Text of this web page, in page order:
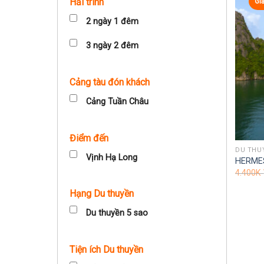
2 ngày 1 đêm
3 ngày 2 đêm
Cảng tàu đón khách
Cảng Tuần Châu
Điểm đến
Vịnh Hạ Long
Hạng Du thuyền
Du thuyền 5 sao
Tiện ích Du thuyền
DU
4.400K